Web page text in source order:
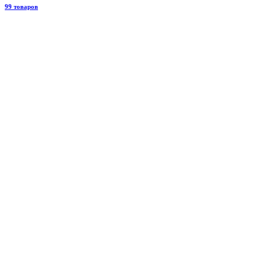
99 товаров